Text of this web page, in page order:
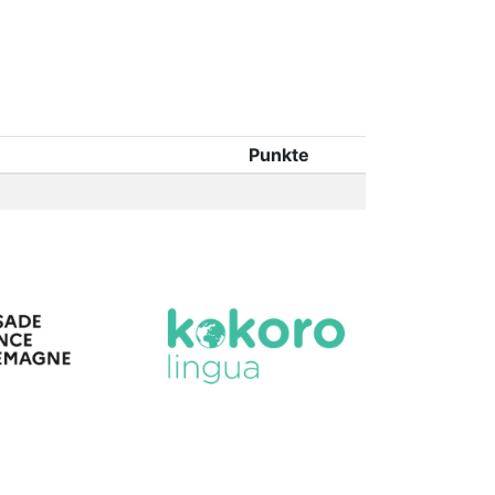
Punkte